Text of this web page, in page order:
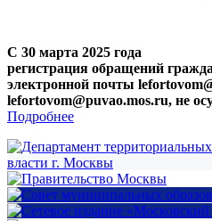
С 30 марта 2025 года
регистрация обращений
электронной почты
lefortovom@puvao.mos.ru, не
Подробнее